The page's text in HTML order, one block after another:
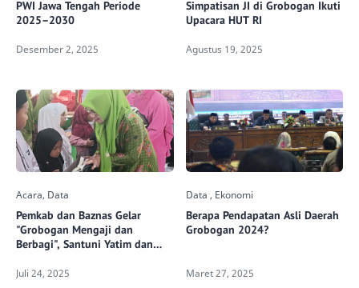
PWI Jawa Tengah Periode
2025–2030
Simpatisan JI di Grobogan Ikuti
Upacara HUT RI
Pemkab dan Baznas Gelar
"Grobogan Mengaji dan
Berbagi", Santuni Yatim dan
Berapa Pendapatan Asli Daerah
Grobogan 2024?